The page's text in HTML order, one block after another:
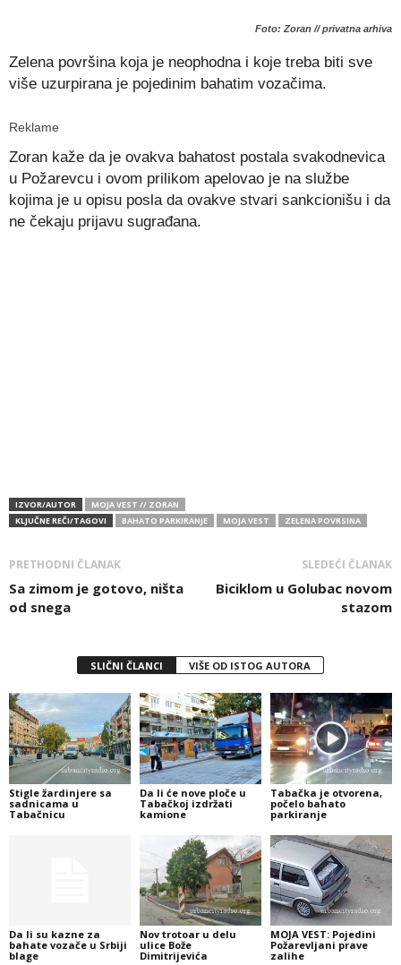
Foto: Zoran // privatna arhiva
Zelena površina koja je neophodna i koje treba biti sve
više uzurpirana je pojedinim bahatim vozačima.
Reklame
Zoran kaže da je ovakva bahatost postala svakodnevica
u Požarevcu i ovom prilikom apelovao je na službe
kojima je u opisu posla da ovakve stvari sankcionišu i da
ne čekaju prijavu sugrađana.
IZVOR/AUTOR
MOJA VEST // ZORAN
KLJUČNE REČI/TAGOVI
BAHATO PARKIRANJE MOJA VEST ZELENA POVRSINA
PRETHODNI ČLANAK
Sa zimom je gotovo, ništa
od snega
SLEDEĆI ČLANAK
Biciklom u Golubac novom
stazom
SLIČNI ČLANCI VIŠE OD ISTOG AUTORA
Stigle žardinjere sa
sadnicama u
Tabačnicu
Da li će nove ploče u
Tabačkoj izdržati
kamione
Tabačka je otvorena,
počelo bahato
parkiranje
Da li su kazne za
bahate vozače u Srbiji
blage
Nov trotoar u delu
ulice Bože
Dimitrijevića
MOJA VEST: Pojedini
Požarevljani prave
zalihe